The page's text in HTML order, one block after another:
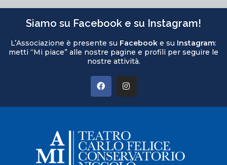
Siamo su Facebook e su Instagram!
L’Associazione è presente su Facebook e su Instagram:
metti “Mi piace” alle nostre pagine e profili per seguire le
nostre attività.